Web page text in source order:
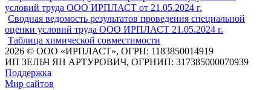
условий труда ООО ИРПЛАСТ от 21.05.2024 г.
Сводная ведомость результатов проведения специальной
оценки условий труда ООО ИРПЛАСТ 21.05.2024 г.
Таблица химической совместимости
2026 © ООО «ИРПЛАСТ», ОГРН: 1183850014919
ИП ЗЕЛЬЧ ЯН АРТУРОВИЧ, ОГРНИП: 317385000070939
Поддержка
Мир сайтов